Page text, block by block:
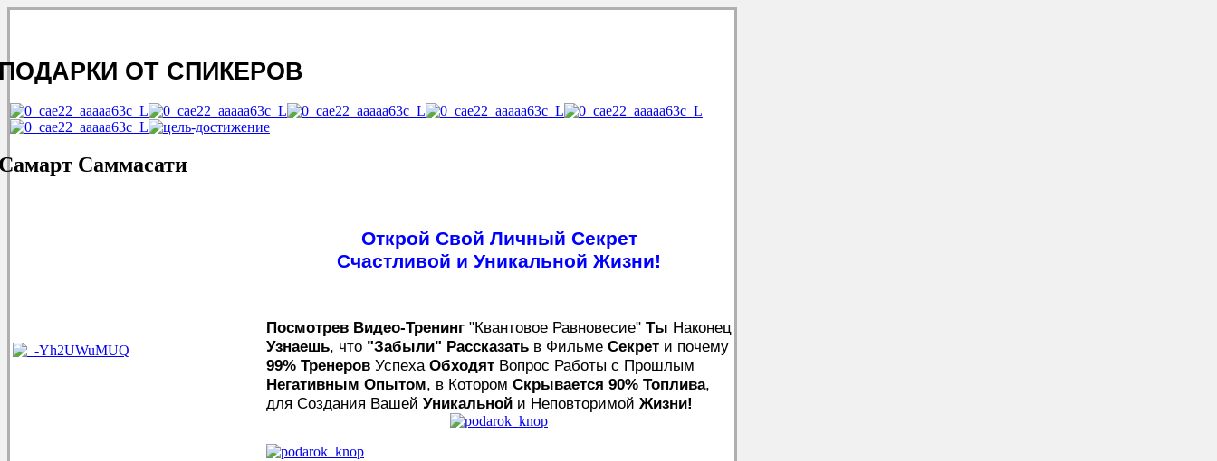
ОТ СПИКЕРОВ
Саммасати
Открой Свой Личный Секрет
Счастливой и Уникальной Жизни!
Посмотрев Видео-Тренинг "Квантовое Равновесие" Ты Наконец
Узнаешь, что "Забыли" Рассказать в Фильме Секрет и почему
99% Тренеров Успеха Обходят Вопрос Работы с Прошлым
Негативным Опытом, в Котором Скрывается 90% Топлива,
для Создания Вашей Уникальной и Неповторимой Жизни!